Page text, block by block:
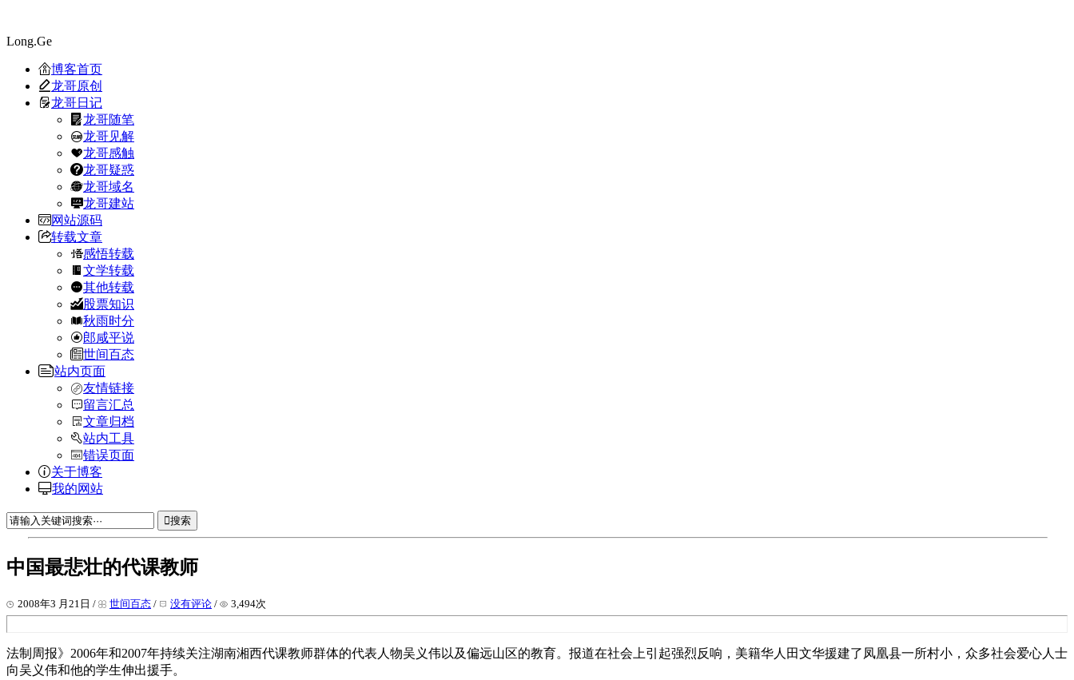
Long.Ge
博客首页
龙哥原创
龙哥日记
龙哥随笔
龙哥见解
龙哥感触
龙哥疑惑
龙哥域名
龙哥建站
网站源码
转载文章
感悟转载
文学转载
其他转载
股票知识
秋雨时分
郎咸平说
世间百态
站内页面
友情链接
留言汇总
文章归档
站内工具
错误页面
关于博客
我的网站
搜索
中国最悲壮的代课教师
2008年3 月21日 / 世间百态 / 没有评论 / 3,494次
法制周报》2006年和2007年持续关注湖南湘西代课教师群体的代表人物吴义伟以及偏远山区的教育。报道在社会上引起强烈反响，美籍华人田文华援建了凤凰县一所村小，众多社会爱心人士
向吴义伟和他的学生伸出援手。